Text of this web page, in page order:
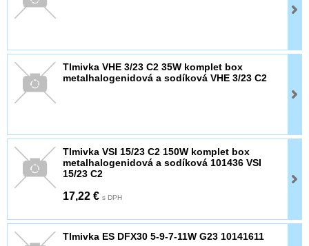
Tlmivka VHE 3/23 C2 35W komplet box
metalhalogenidová a sodíková VHE 3/23 C2
Tlmivka VSI 15/23 C2 150W komplet box
metalhalogenidová a sodíková 101436 VSI
15/23 C2
17,22 € s DPH
Tlmivka ES DFX30 5-9-7-11W G23 10141611